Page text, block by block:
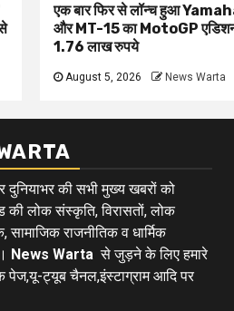
एक बार फिर से लॉन्च हुआ
और MT-15 का MotoGP
1.76 लाख रुपये
August 5, 2026 News Warta
दुनियाभर की सभी मुख्य खबरों को
की लोक संस्कृति, विरासतों, लोक
राजनीतिक व धार्मिक
News Warta से जुड़ने के लिए हमारे
ट्यूब चैनल,इंस्टाग्राम आदि पर